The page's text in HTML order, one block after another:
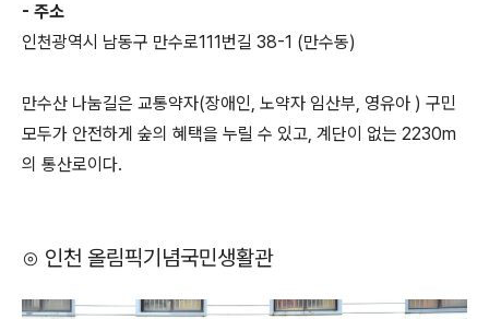
- 주소
인천광역시 남동구 만수로111번길 38-1 (만수동)
만수산 나눔길은 교통약자(장애인, 노약자 임산부, 영유아 ) 구민
모두가 안전하게 숲의 혜택을 누릴 수 있고, 계단이 없는 2230m
의 통산로이다.
⊙ 인천 올림픽기념국민생활관